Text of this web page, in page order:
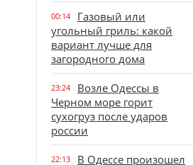
00:14
Газовый или
угольный гриль: какой
вариант лучше для
загородного дома
23:24
Возле Одессы в
Черном море горит
сухогруз после ударов
россии
22:13 В Одессе произошел